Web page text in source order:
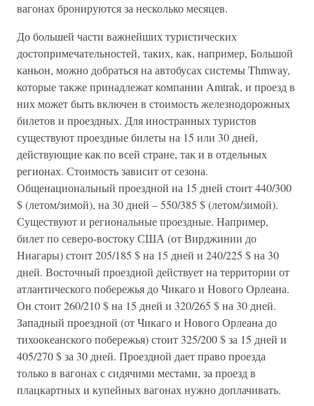
вагонах бронируются за несколько месяцев.
До большей части важнейших туристических
достопримечательностей, таких, как, например, Большой
каньон, можно добраться на автобусах системы Thmway,
которые также принадлежат компании Amtrak, и проезд в
них может быть включен в стоимость железнодорожных
билетов и проездных. Для иностранных туристов
существуют проездные билеты на 15 или 30 дней,
действующие как по всей стране, так и в отдельных
регионах. Стоимость зависит от сезона.
Общенациональный проездной на 15 дней стоит 440/300
$ (летом/зимой), на 30 дней – 550/385 $ (летом/зимой).
Существуют и региональные проездные. Например,
билет по северо-востоку США (от Вирджинии до
Ниагары) стоит 205/185 $ на 15 дней и 240/225 $ на 30
дней. Восточный проездной действует на территории от
атлантического побережья до Чикаго и Нового Орлеана.
Он стоит 260/210 $ на 15 дней и 320/265 $ на 30 дней.
Западный проездной (от Чикаго и Нового Орлеана до
тихоокеанского побережья) стоит 325/200 $ за 15 дней и
405/270 $ за 30 дней. Проездной дает право проезда
только в вагонах с сидячими местами, за проезд в
плацкартных и купейных вагонах нужно доплачивать.